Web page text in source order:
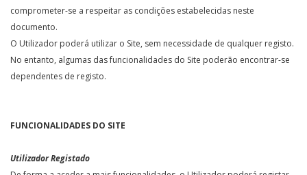
comprometer-se a respeitar as condições estabelecidas neste
documento.
O Utilizador poderá utilizar o Site, sem necessidade de qualquer registo.
No entanto, algumas das funcionalidades do Site poderão encontrar-se
dependentes de registo.
FUNCIONALIDADES DO SITE
Utilizador Registado